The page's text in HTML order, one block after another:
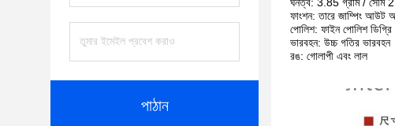
পাঠান
ফাংশন: তারে জাম্পিং আউট
পোলিশ: ফাইন পোলিশ
ভারবহন: উচ্চ গতির ভারবহন
রঙ: গোলাপী এবং লাল